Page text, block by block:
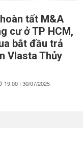
tất M&A
cư ở TP HCM,
bắt đầu trả
Vlasta Thủy
19:00 | 30/07/2025